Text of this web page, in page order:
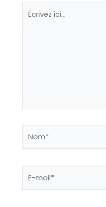
ici…
mail*